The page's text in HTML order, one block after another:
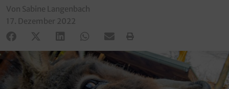
Von Sabine Langenbach
17. Dezember 2022